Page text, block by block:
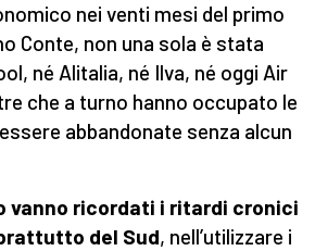
nei venti mesi del primo
Conte, non una sola è stata
né Alitalia, né Ilva, né oggi Air
che a turno hanno occupato le
abbandonate senza alcun
vanno ricordati i ritardi cronici
del Sud, nell’utilizzare i